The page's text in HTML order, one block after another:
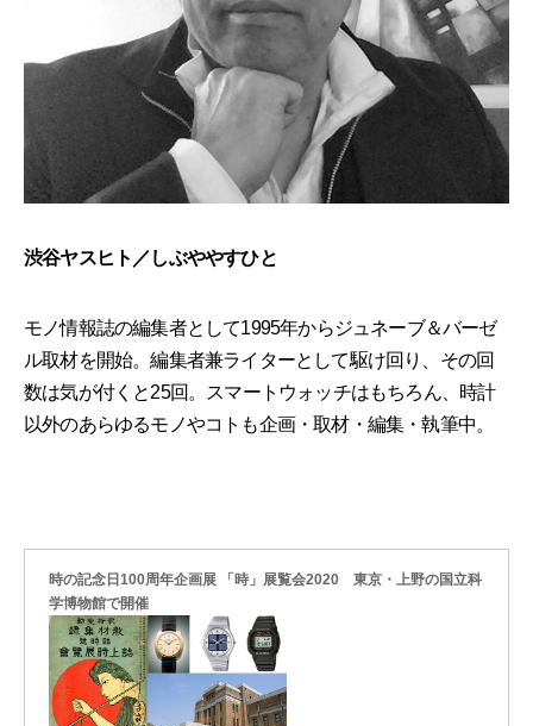
渋谷ヤスヒト／しぶややすひと
モノ情報誌の編集者として1995年からジュネーブ＆バーゼ
ル取材を開始。編集者兼ライターとして駆け回り、その回
数は気が付くと25回。スマートウォッチはもちろん、時計
以外のあらゆるモノやコトも企画・取材・編集・執筆中。
時の記念日100周年企画展 「時」展覧会2020 東京・上野の国立科
学博物館で開催